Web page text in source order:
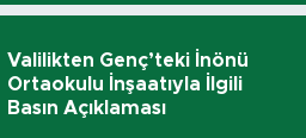
Valilikten Genç’teki İnönü
Ortaokulu İnşaatıyla İlgili
Basın Açıklaması